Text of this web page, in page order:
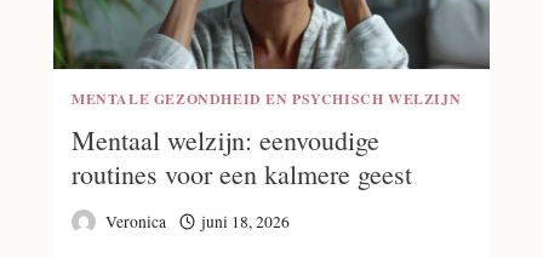
MENTALE GEZONDHEID EN PSYCHISCH WELZIJN
Mentaal welzijn: eenvoudige
routines voor een kalmere geest
Veronica juni 18, 2026